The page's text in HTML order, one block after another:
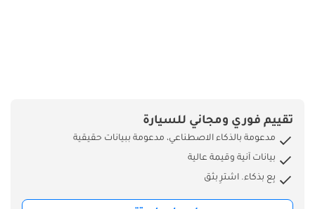
• حزمة الترفيه الخلفية
(شاشتان) • موالف
تلفزيون رقمي • نظام
NTG5 ومبدل أقراص
DVD • حزمة التشغيل
تقييم فوري ومجاني للسيارة
مدعومة بالذكاء الاصطناعي، مدعومة ببيانات حقيقية
بيانات آنية وقيمة عالية
بِع بذكاء. اشترِ بثق